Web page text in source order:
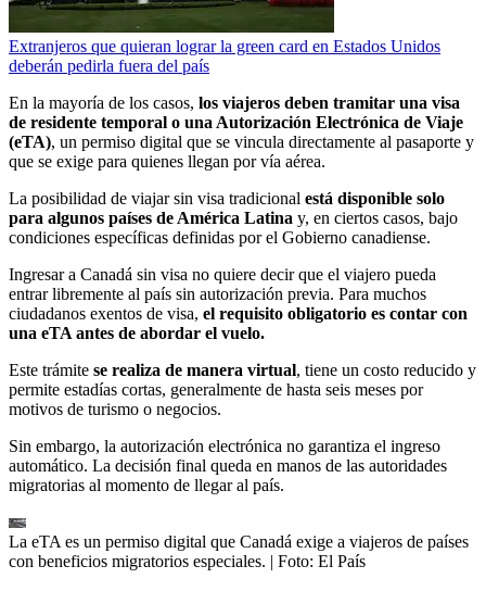
Extranjeros que quieran lograr la green card en Estados Unidos
deberán pedirla fuera del país
En la mayoría de los casos, los viajeros deben tramitar una visa
de residente temporal o una Autorización Electrónica de Viaje
(eTA), un permiso digital que se vincula directamente al pasaporte y
que se exige para quienes llegan por vía aérea.
La posibilidad de viajar sin visa tradicional está disponible solo
para algunos países de América Latina y, en ciertos casos, bajo
condiciones específicas definidas por el Gobierno canadiense.
Ingresar a Canadá sin visa no quiere decir que el viajero pueda
entrar libremente al país sin autorización previa. Para muchos
ciudadanos exentos de visa, el requisito obligatorio es contar con
una eTA antes de abordar el vuelo.
Este trámite se realiza de manera virtual, tiene un costo reducido y
permite estadías cortas, generalmente de hasta seis meses por
motivos de turismo o negocios.
Sin embargo, la autorización electrónica no garantiza el ingreso
automático. La decisión final queda en manos de las autoridades
migratorias al momento de llegar al país.
La eTA es un permiso digital que Canadá exige a viajeros de países
con beneficios migratorios especiales. | Foto: El País